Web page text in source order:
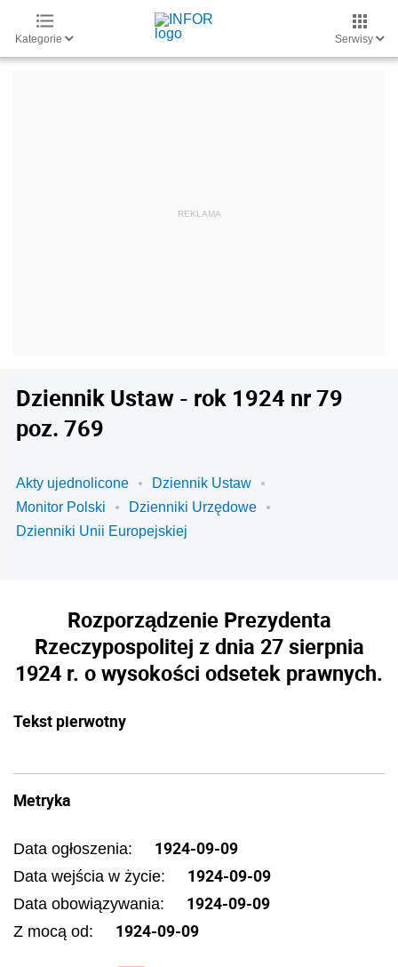
Kategorie Serwisy
Dziennik Ustaw - rok 1924 nr 79
poz. 769
Akty ujednolicone
Dziennik Ustaw
Monitor Polski
Dzienniki Urzędowe
Dzienniki Unii Europejskiej
Rozporządzenie Prezydenta
Rzeczypospolitej z dnia 27 sierpnia
1924 r. o wysokości odsetek prawnych.
Tekst pierwotny
Metryka
Data ogłoszenia: 1924-09-09
Data wejścia w życie: 1924-09-09
Data obowiązywania: 1924-09-09
Z mocą od: 1924-09-09